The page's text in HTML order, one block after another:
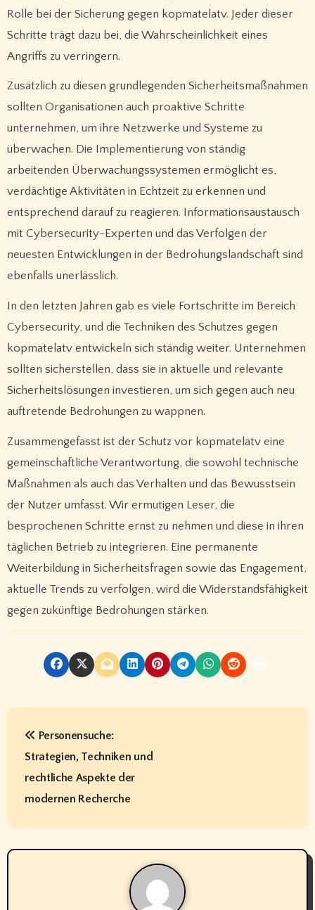
Rolle bei der Sicherung gegen kopmatelatv. Jeder dieser
Schritte trägt dazu bei, die Wahrscheinlichkeit eines
Angriffs zu verringern.
Zusätzlich zu diesen grundlegenden Sicherheitsmaßnahmen
sollten Organisationen auch proaktive Schritte
unternehmen, um ihre Netzwerke und Systeme zu
überwachen. Die Implementierung von ständig
arbeitenden Überwachungssystemen ermöglicht es,
verdächtige Aktivitäten in Echtzeit zu erkennen und
entsprechend darauf zu reagieren. Informationsaustausch
mit Cybersecurity-Experten und das Verfolgen der
neuesten Entwicklungen in der Bedrohungslandschaft sind
ebenfalls unerlässlich.
In den letzten Jahren gab es viele Fortschritte im Bereich
Cybersecurity, und die Techniken des Schutzes gegen
kopmatelatv entwickeln sich ständig weiter. Unternehmen
sollten sicherstellen, dass sie in aktuelle und relevante
Sicherheitslösungen investieren, um sich gegen auch neu
auftretende Bedrohungen zu wappnen.
Zusammengefasst ist der Schutz vor kopmatelatv eine
gemeinschaftliche Verantwortung, die sowohl technische
Maßnahmen als auch das Verhalten und das Bewusstsein
der Nutzer umfasst. Wir ermutigen Leser, die
besprochenen Schritte ernst zu nehmen und diese in ihren
täglichen Betrieb zu integrieren. Eine permanente
Weiterbildung in Sicherheitsfragen sowie das Engagement,
aktuelle Trends zu verfolgen, wird die Widerstandsfähigkeit
gegen zukünftige Bedrohungen stärken.
P
n
a
Personensuche:
Strategien, Techniken und
rechtliche Aspekte der
modernen Recherche